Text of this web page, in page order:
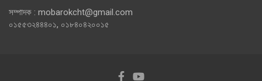
সম্পাদক : mobarokcht@gmail.com
০১৫৫৩২৪৪৪০১, ০১৮৪০৪২০০১৫